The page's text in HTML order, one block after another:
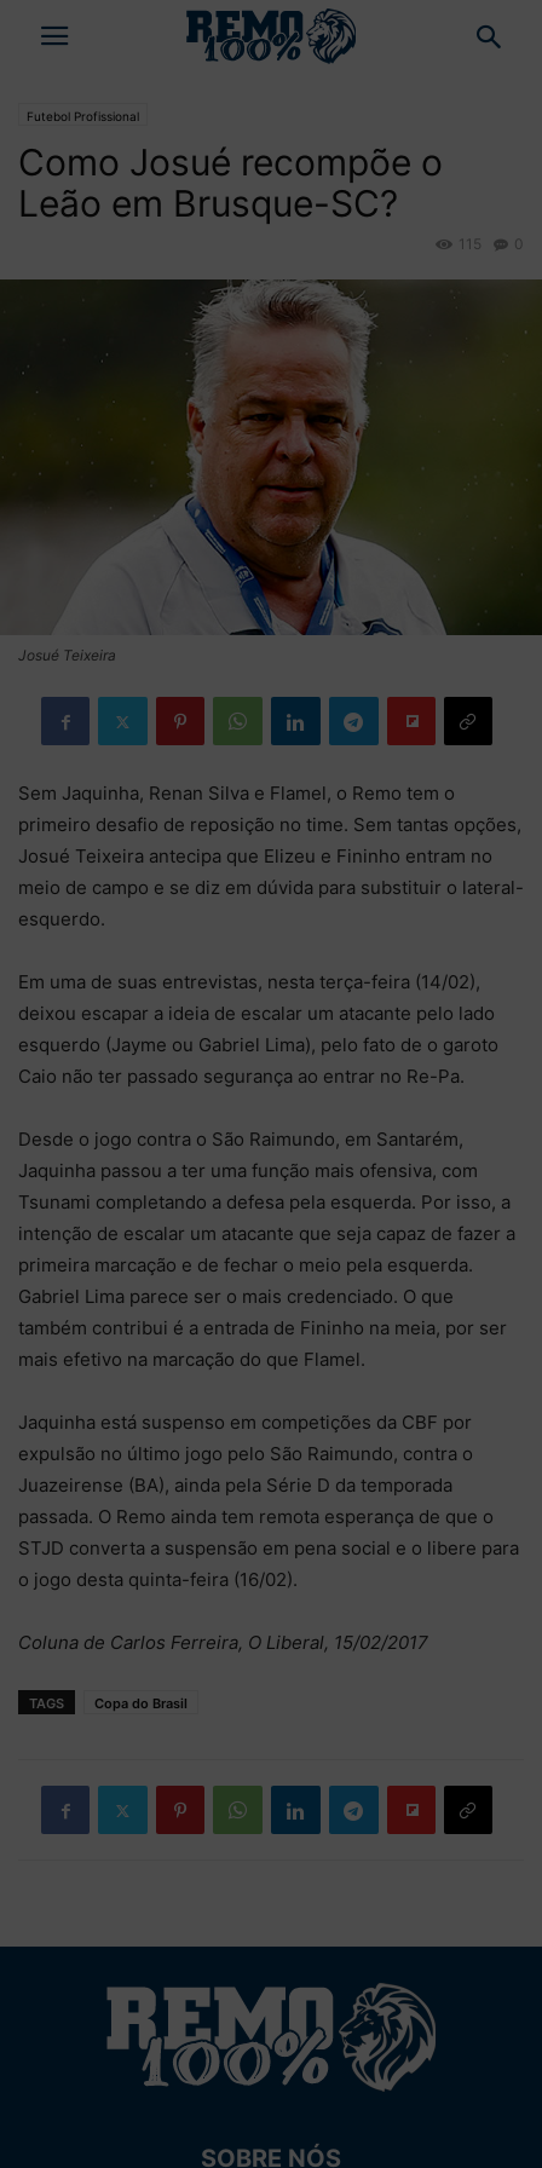
Futebol Profissional
Como Josué recompõe o
Leão em Brusque-SC?
0
115
Josué Teixeira
Sem Jaquinha, Renan Silva e Flamel, o Remo tem o
primeiro desafio de reposição no time. Sem tantas opções,
Josué Teixeira antecipa que Elizeu e Fininho entram no
meio de campo e se diz em dúvida para substituir o lateral-
esquerdo.
Em uma de suas entrevistas, nesta terça-feira (14/02),
deixou escapar a ideia de escalar um atacante pelo lado
esquerdo (Jayme ou Gabriel Lima), pelo fato de o garoto
Caio não ter passado segurança ao entrar no Re-Pa.
Desde o jogo contra o São Raimundo, em Santarém,
Jaquinha passou a ter uma função mais ofensiva, com
Tsunami completando a defesa pela esquerda. Por isso, a
intenção de escalar um atacante que seja capaz de fazer a
primeira marcação e de fechar o meio pela esquerda.
Gabriel Lima parece ser o mais credenciado. O que
também contribui é a entrada de Fininho na meia, por ser
mais efetivo na marcação do que Flamel.
Jaquinha está suspenso em competições da CBF por
expulsão no último jogo pelo São Raimundo, contra o
Juazeirense (BA), ainda pela Série D da temporada
passada. O Remo ainda tem remota esperança de que o
STJD converta a suspensão em pena social e o libere para
o jogo desta quinta-feira (16/02).
Coluna de Carlos Ferreira, O Liberal, 15/02/2017
TAGS Copa do Brasil
SOBRE NÓS